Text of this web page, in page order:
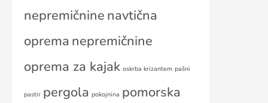
nepremičnine navtična
oprema nepremičnine
oprema za kajak oskrba krizantem pašni
pastir pergola pokojnina pomorska